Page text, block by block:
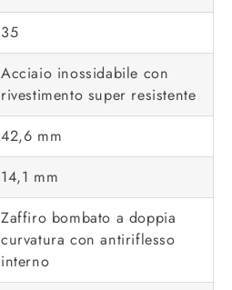
35
Acciaio inossidabile con
rivestimento super resistente
42,6 mm
14,1 mm
Zaffiro bombato a doppia
curvatura con antiriflesso
interno